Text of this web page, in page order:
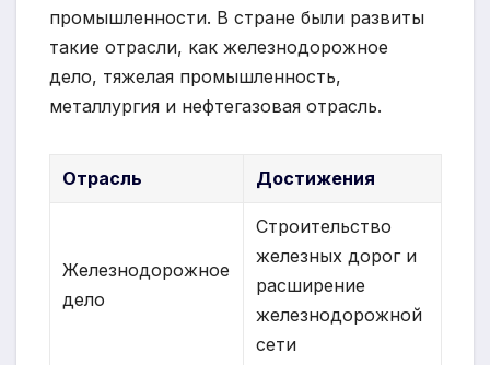
промышленности. В стране были развиты
такие отрасли, как железнодорожное
дело, тяжелая промышленность,
металлургия и нефтегазовая отрасль.
Отрасль Достижения
Железнодорожное
дело
Строительство
железных дорог и
расширение
железнодорожной
сети